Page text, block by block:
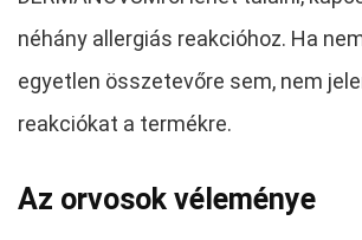
néhány allergiás reakcióhoz. Ha
egyetlen összetevőre sem, nem
reakciókat a termékre.
Az orvosok véleménye